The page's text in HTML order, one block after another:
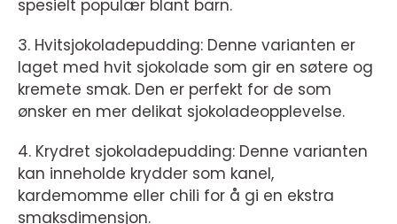
spesielt populær blant barn.
3. Hvitsjokoladepudding: Denne varianten er
laget med hvit sjokolade som gir en søtere og
kremete smak. Den er perfekt for de som
ønsker en mer delikat sjokoladeopplevelse.
4. Krydret sjokoladepudding: Denne varianten
kan inneholde krydder som kanel,
kardemomme eller chili for å gi en ekstra
smaksdimensjon.